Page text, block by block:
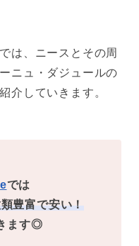
は、ニースとその周
ニュ・ダジュールの
介していきます。
では
豊富で安い！
ます◎